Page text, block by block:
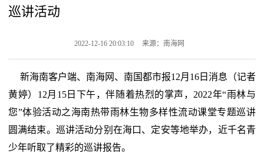
巡讲活动
2022-12-16 20:03:10 来源：南海网
新海南客户端、南海网、南国都市报12月16日消息（记者
黄婷）12月15日下午，伴随着热烈的掌声，2022年“雨林与
您”体验活动之海南热带雨林生物多样性流动课堂专题巡讲
圆满结束。巡讲活动分别在海口、定安等地举办，近千名青
少年听取了精彩的巡讲报告。